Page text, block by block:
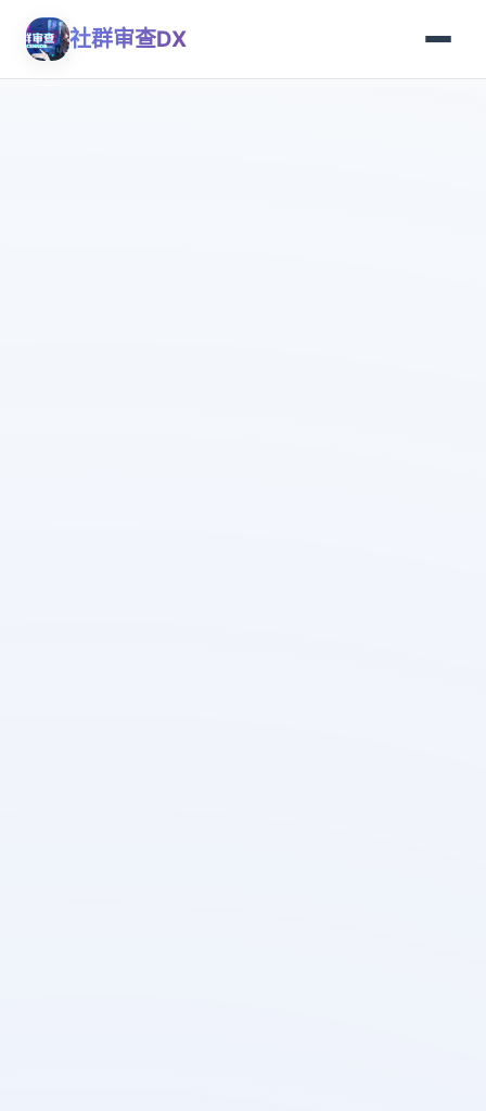
社群审查DX